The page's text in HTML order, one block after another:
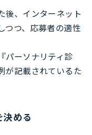
後、インターネット
つつ、応募者の適性
パーソナリティ診
が記載されているた
める